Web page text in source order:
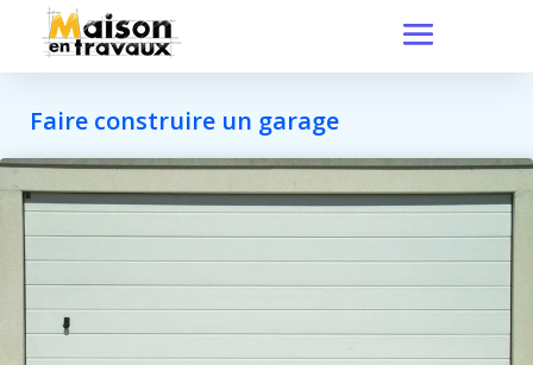
Faire construire un garage